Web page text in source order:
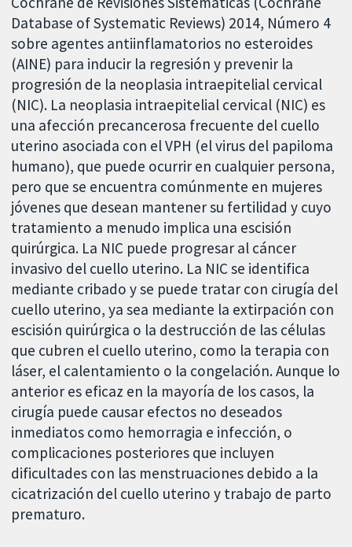
Database of Systematic Reviews) 2014, Número 4
sobre agentes antiinflamatorios no esteroides
(AINE) para inducir la regresión y prevenir la
progresión de la neoplasia intraepitelial cervical
(NIC). La neoplasia intraepitelial cervical (NIC) es
una afección precancerosa frecuente del cuello
uterino asociada con el VPH (el virus del papiloma
humano), que puede ocurrir en cualquier persona,
pero que se encuentra comúnmente en mujeres
jóvenes que desean mantener su fertilidad y cuyo
tratamiento a menudo implica una escisión
quirúrgica. La NIC puede progresar al cáncer
invasivo del cuello uterino. La NIC se identifica
mediante cribado y se puede tratar con cirugía del
cuello uterino, ya sea mediante la extirpación con
escisión quirúrgica o la destrucción de las células
que cubren el cuello uterino, como la terapia con
láser, el calentamiento o la congelación. Aunque lo
anterior es eficaz en la mayoría de los casos, la
cirugía puede causar efectos no deseados
inmediatos como hemorragia e infección, o
complicaciones posteriores que incluyen
dificultades con las menstruaciones debido a la
cicatrización del cuello uterino y trabajo de parto
prematuro.